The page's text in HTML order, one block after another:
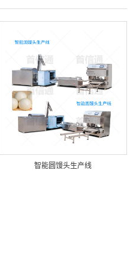
智能圆馒头生产线